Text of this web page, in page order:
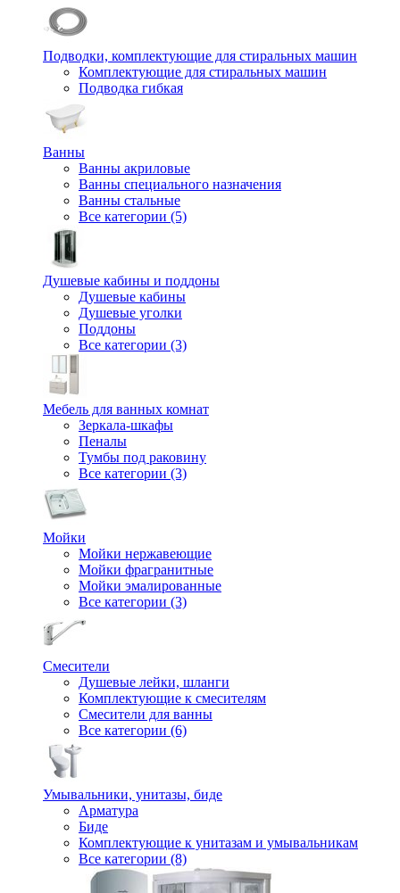
Подводки, комплектующие для стиральных машин
Комплектующие для стиральных машин
Подводка гибкая
Ванны
Ванны акриловые
Ванны специального назначения
Ванны стальные
Все категории (5)
Душевые кабины и поддоны
Душевые кабины
Душевые уголки
Поддоны
Все категории (3)
Мебель для ванных комнат
Зеркала-шкафы
Пеналы
Тумбы под раковину
Все категории (3)
Мойки
Мойки нержавеющие
Мойки фрагранитные
Мойки эмалированные
Все категории (3)
Смесители
Душевые лейки, шланги
Комплектующие к смесителям
Смесители для ванны
Все категории (6)
Умывальники, унитазы, биде
Арматура
Биде
Комплектующие к унитазам и умывальникам
Все категории (8)